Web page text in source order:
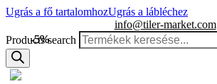
Ugrás a fő tartalomhozUgrás a lábléchez
info@tiler-market.com
Products search
-5%
-5%